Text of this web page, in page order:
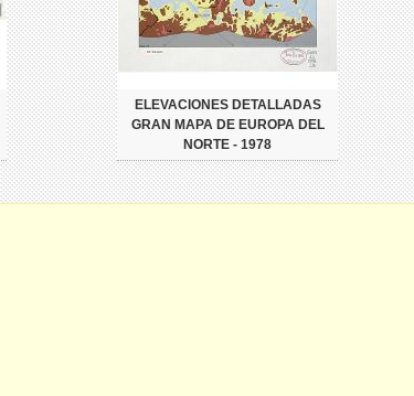
ELEVACIONES DETALLADAS
GRAN MAPA DE EUROPA DEL
NORTE - 1978